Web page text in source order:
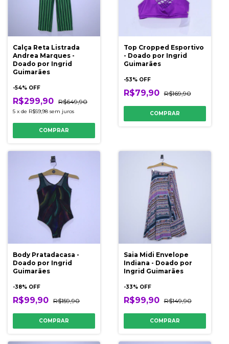
Calça Reta Listrada
Andrea Marques -
Doado por Ingrid
Guimarães
-54% OFF
R$299,90 R$649,90
5 x de R$59,98 sem juros
COMPRAR
Top Cropped Esportivo
- Doado por Ingrid
Guimarães
-53% OFF
R$79,90 R$169,90
COMPRAR
Body Pratadacasa -
Doado por Ingrid
Guimarães
-38% OFF
R$99,90 R$159,90
COMPRAR
Saia Midi Envelope
Indiana - Doado por
Ingrid Guimarães
-33% OFF
R$99,90 R$149,90
COMPRAR